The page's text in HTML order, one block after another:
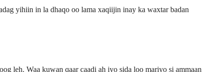
yihiin in la dhaqo oo lama xaqiijin inay ka waxtar badan
leh. Waa kuwan qaar caadi ah iyo sida loo mariyo si ammaan